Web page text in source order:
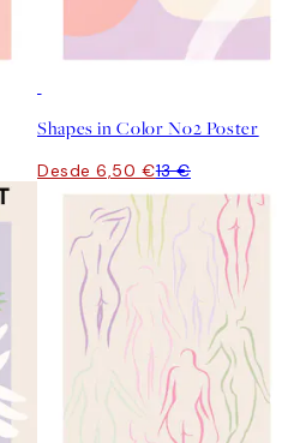
Shapes in Color No2 Poster
Desde 6,50 €13 €